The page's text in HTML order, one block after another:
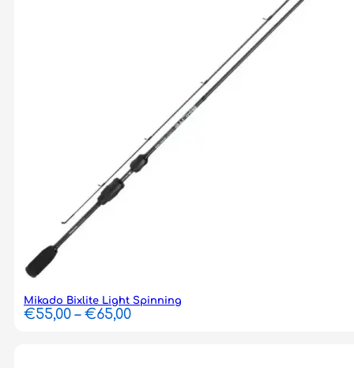
Mikado Bixlite Light Spinning
€55,00 – €65,00Price